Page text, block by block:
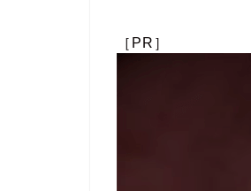
［PR］